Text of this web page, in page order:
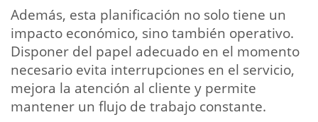
Además, esta planificación no solo tiene un
impacto económico, sino también operativo.
Disponer del papel adecuado en el momento
necesario evita interrupciones en el servicio,
mejora la atención al cliente y permite
mantener un flujo de trabajo constante.